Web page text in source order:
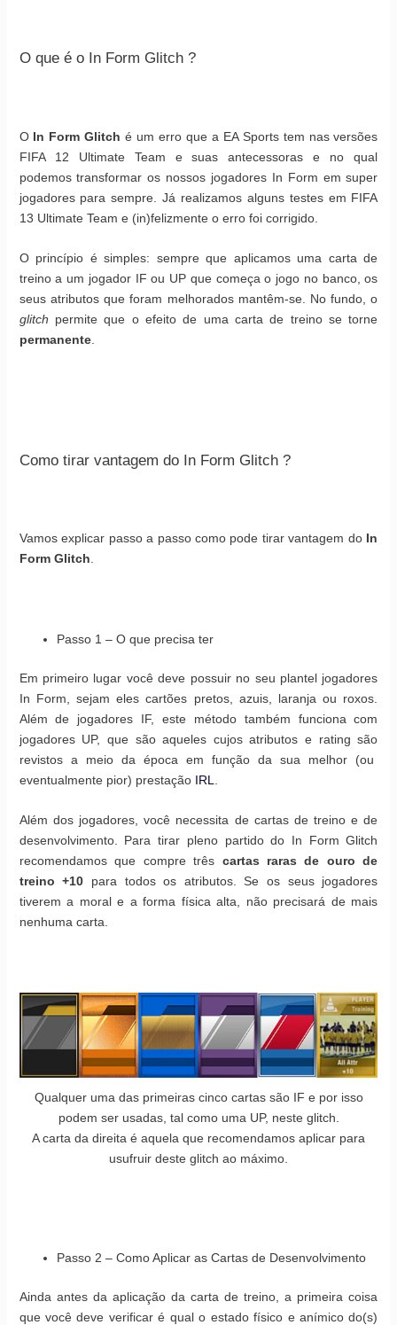
O que é o In Form Glitch ?
O In Form Glitch é um erro que a EA Sports tem nas versões
FIFA 12 Ultimate Team e suas antecessoras e no qual
podemos transformar os nossos jogadores In Form em super
jogadores para sempre. Já realizamos alguns testes em FIFA
13 Ultimate Team e (in)felizmente o erro foi corrigido.
O princípio é simples: sempre que aplicamos uma carta de
treino a um jogador IF ou UP que começa o jogo no banco, os
seus atributos que foram melhorados mantêm-se. No fundo, o
glitch permite que o efeito de uma carta de treino se torne
permanente.
Como tirar vantagem do In Form Glitch ?
Vamos explicar passo a passo como pode tirar vantagem doIn
Form Glitch.
Passo 1 – O que precisa ter
Em primeiro lugar você deve possuir no seu plantel jogadores
In Form, sejam eles cartões pretos, azuis, laranja ou roxos.
Além de jogadores IF, este método também funciona com
jogadores UP, que são aqueles cujos atributos e rating são
revistos a meio da época em função da sua melhor (ou
eventualmente pior) prestação IRL
Além dos jogadores, você necessita de cartas de treino e de
desenvolvimento. Para tirar pleno partido do In Form Glitch
recomendamos que compre três cartas raras de ouro de
treino +10 para todos os atributos. Se os seus jogadores
tiverem a moral e a forma física alta, não precisará de mais
nenhuma carta.
Qualquer uma das primeiras cinco cartas são IF e por isso
podem ser usadas, tal como uma UP, neste glitch.
A carta da direita é aquela que recomendamos aplicar para
usufruir deste glitch ao máximo.
Passo 2 – Como Aplicar as Cartas de Desenvolvimento
Ainda antes da aplicação da carta de treino, a primeira coisa
que você deve verificar é qual o estado físico e anímico do(s)